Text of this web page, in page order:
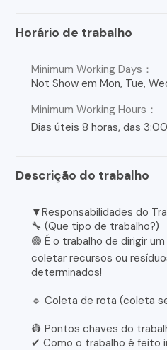
Horário de trabalho
Minimum Working Days：
Not Show em Mon, Tue,
Minimum Working Hours：
Dias úteis 8 horas, das
Descrição do trabalho
▼Responsabilidades do
🔧 (Que tipo de trabalho?)
🟢 É o trabalho de dirigir
coletar recursos ou
determinados!
🔹 Coleta de rota (coleta
👷 Pontos chaves do
✔ Como o trabalho é feito